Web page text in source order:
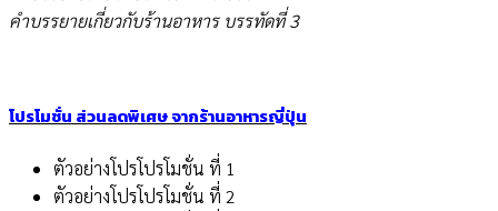
คำบรรยายเกี่ยวกับร้านอาหาร บรรทัดที่ 3
โปรโมชั่น ส่วนลดพิเศษ จากร้านอาหารญี่ปุ่น
ตัวอย่างโปรโปรโมชั่น ที่ 1
ตัวอย่างโปรโปรโมชั่น ที่ 2